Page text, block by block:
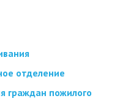
отделение
граждан пожилого